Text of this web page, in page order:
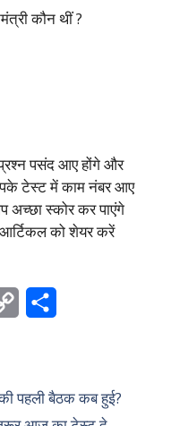
कौन थीं ?
पसंद आए होंगे और
टेस्ट में काम नंबर आए
अच्छा स्कोर कर पाएंगे
को शेयर करें
y
r
पहली बैठक कब हुई?